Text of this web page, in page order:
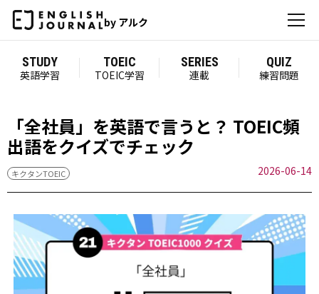
by アルク
STUDY
英語学習
TOEIC
TOEIC学習
SERIES
連載
QUIZ
練習問題
「全社員」を英語で言うと？ TOEIC頻
出語をクイズでチェック
キクタンTOEIC 2026-06-14